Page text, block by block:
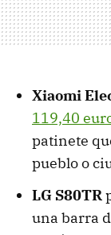
Xiaomi
119,40
patinete
pueblo o
LG S80TR
una barra